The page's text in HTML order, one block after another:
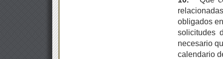
obligados
solicitudes
necesario
calendario